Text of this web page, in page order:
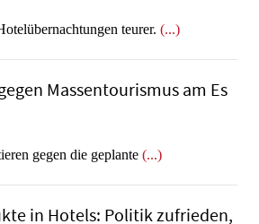
teurer. (...)
Massentourismus am Es
gegen die geplante (...)
in Hotels: Politik zufrieden,